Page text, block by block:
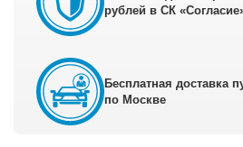
рублей в СК
Бесплатная доставка
по Москве